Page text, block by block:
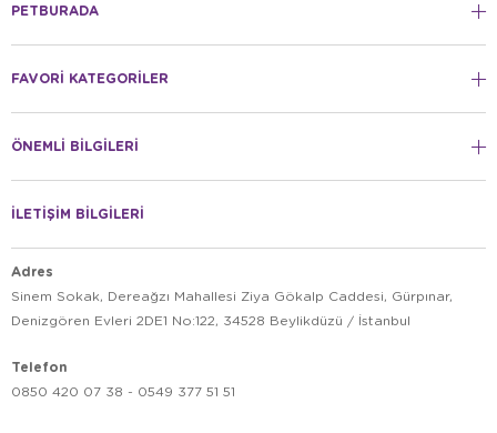
PETBURADA
FAVORİ KATEGORİLER
ÖNEMLİ BİLGİLERİ
İLETİŞİM BİLGİLERİ
Adres
Sinem Sokak, Dereağzı Mahallesi Ziya Gökalp Caddesi, Gürpınar,
Denizgören Evleri 2DE1 No:122, 34528 Beylikdüzü / İstanbul
Telefon
0850 420 07 38 - 0549 377 51 51